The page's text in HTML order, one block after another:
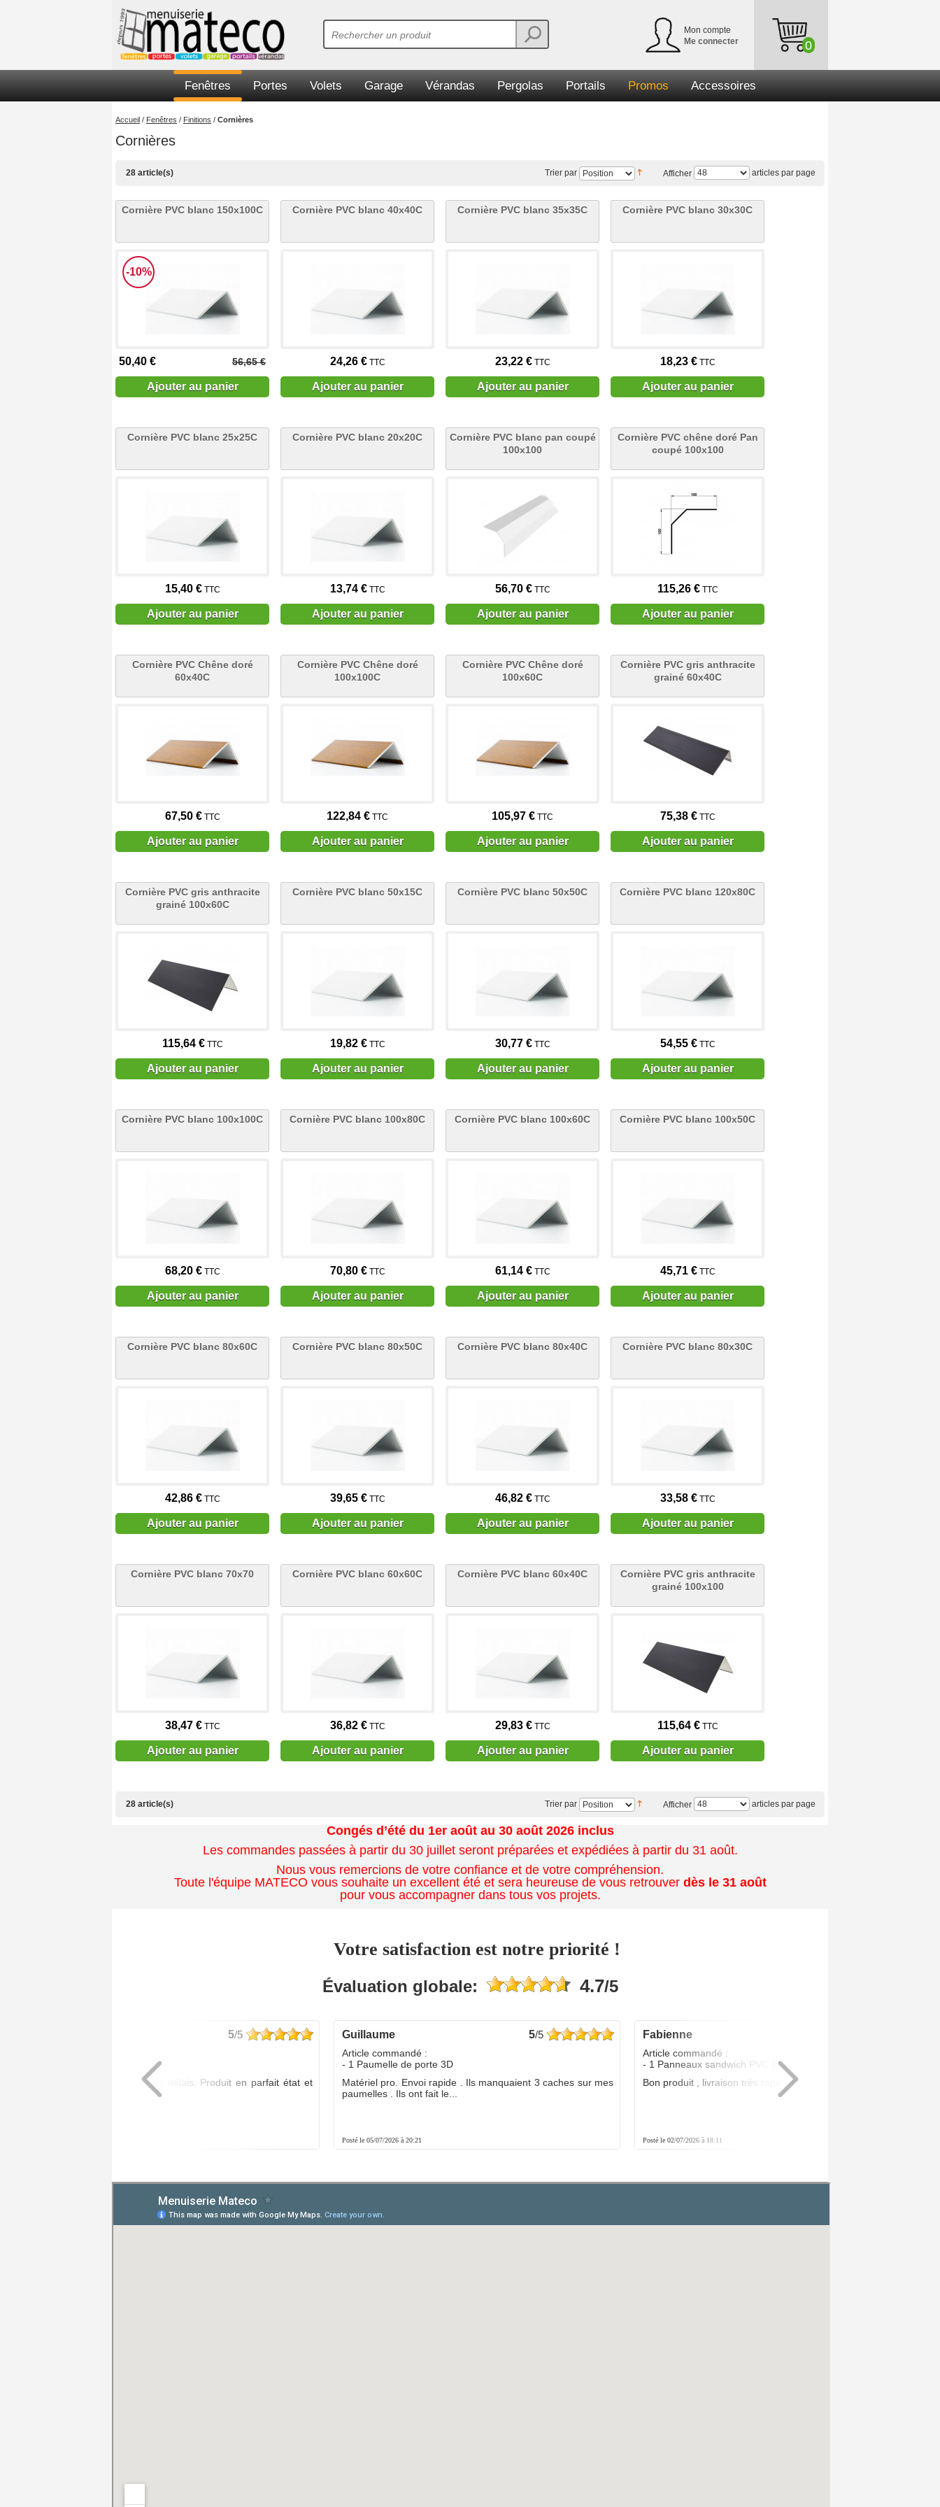
Mon compte
Me connecter
0
Fenêtres Portes Volets Garage Vérandas Pergolas Portails Promos Accessoires
Accueil / Fenêtres / Finitions / Cornières
Cornières
28 article(s) Afficher articles par page
Trier par
Cornière PVC blanc 150x100C
-10%
56,65 €
50,40 €
Ajouter au panier
Cornière PVC blanc 40x40C
24,26 €TTC
Ajouter au panier
Cornière PVC blanc 35x35C
23,22 €TTC
Ajouter au panier
Cornière PVC blanc 30x30C
18,23 €TTC
Ajouter au panier
Cornière PVC blanc 25x25C
15,40 €TTC
Ajouter au panier
Cornière PVC blanc 20x20C
13,74 €TTC
Ajouter au panier
Cornière PVC blanc pan coupé
100x100
56,70 €TTC
Ajouter au panier
Cornière PVC chêne doré Pan
coupé 100x100
115,26 €TTC
Ajouter au panier
Cornière PVC Chêne doré
60x40C
67,50 €TTC
Ajouter au panier
Cornière PVC Chêne doré
100x100C
122,84 € TTC
Ajouter au panier
Cornière PVC Chêne doré
100x60C
105,97 € TTC
Ajouter au panier
Cornière PVC gris anthracite
grainé 60x40C
75,38 €TTC
Ajouter au panier
Cornière PVC gris anthracite
grainé 100x60C
115,64 €TTC
Ajouter au panier
Cornière PVC blanc 50x15C
19,82 €TTC
Ajouter au panier
Cornière PVC blanc 50x50C
30,77 €TTC
Ajouter au panier
Cornière PVC blanc 120x80C
54,55 €TTC
Ajouter au panier
Cornière PVC blanc 100x100C
68,20 €TTC
Ajouter au panier
Cornière PVC blanc 100x80C
70,80 €TTC
Ajouter au panier
Cornière PVC blanc 100x60C
61,14 €TTC
Ajouter au panier
Cornière PVC blanc 100x50C
45,71 €TTC
Ajouter au panier
Cornière PVC blanc 80x60C
42,86 €TTC
Ajouter au panier
Cornière PVC blanc 80x50C
39,65 €TTC
Ajouter au panier
Cornière PVC blanc 80x40C
46,82 €TTC
Ajouter au panier
Cornière PVC blanc 80x30C
33,58 €TTC
Ajouter au panier
Cornière PVC blanc 70x70
38,47 €TTC
Ajouter au panier
Cornière PVC blanc 60x60C
36,82 €TTC
Ajouter au panier
Cornière PVC blanc 60x40C
29,83 €TTC
Ajouter au panier
Cornière PVC gris anthracite
grainé 100x100
115,64 €TTC
Ajouter au panier
28 article(s) Afficher articles par page
Trier par
Congés d’été du 1er août au 30 août 2026 inclus
Les commandes passées à partir du 30 juillet seront préparées et expédiées à partir du 31 août.
Nous vous remercions de votre confiance et de votre compréhension.
Toute l'équipe MATECO vous souhaite un excellent été et sera heureuse de vous retrouver dès le 31 août
pour vous accompagner dans tous vos projets.
Votre satisfaction est notre priorité !
Évaluation globale: 4.7/5
5/5
Livraison assurée dans les délais. Produit en parfait état et
guillaume 5/5
Posté le 05/07/2026 à 20:21
Article commandé :
- 1 Paumelle de porte 3D
Matériel pro. Envoi rapide . Ils manquaient 3 caches sur mes
paumelles . Ils ont fait le...
fabienne
Posté le 02/07/2026 à 18:11
Article commandé :
- 1 Panneaux sandwich PVC Blanc 24 MM
Bon produit , livraison très rapide .Parfait